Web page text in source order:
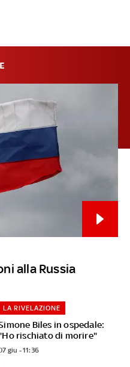
alla Russia
Biles in ospedale:
rischiato di morire"
LA RIVELAZIONE
giu - 11:36